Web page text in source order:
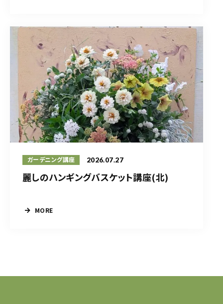
ガーデニング講座 2026.07.27
麗しのハンギングバスケット講座(北)
MORE